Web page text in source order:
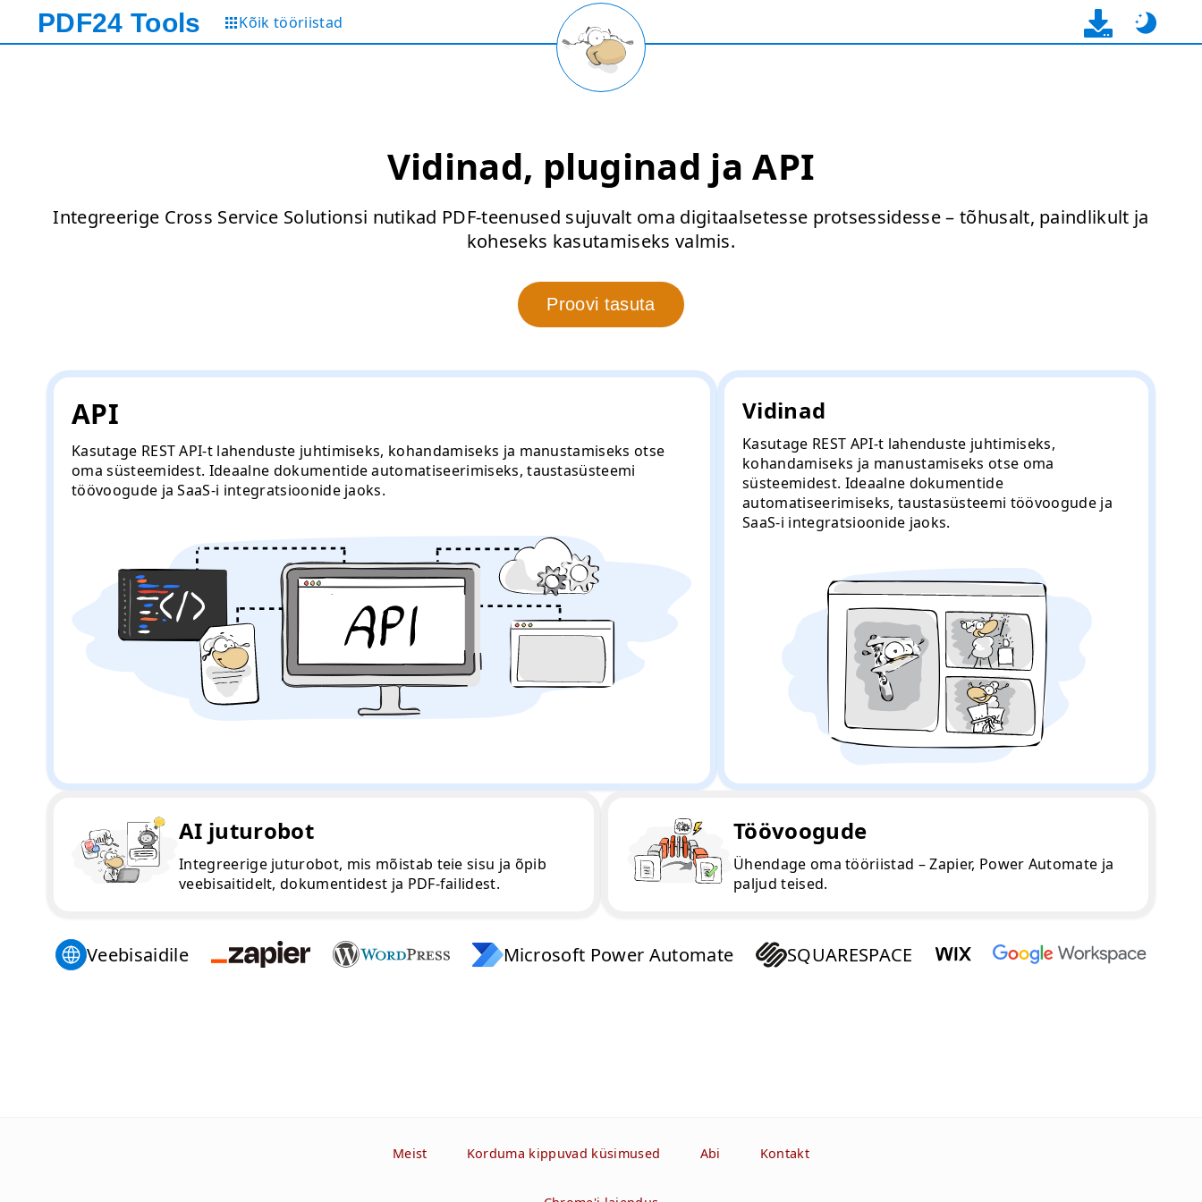
PDF24 Tools Kõik tööriistad
Vidinad, pluginad ja API
Integreerige Cross Service Solutionsi nutikad PDF-teenused sujuvalt oma digitaalsetesse protsessidesse – tõhusalt, paindlikult ja
koheseks kasutamiseks valmis.
Proovi tasuta
API
Kasutage REST API-t lahenduste juhtimiseks, kohandamiseks ja manustamiseks otse
oma süsteemidest. Ideaalne dokumentide automatiseerimiseks, taustasüsteemi
töövoogude ja SaaS-i integratsioonide jaoks.
Vidinad
Kasutage REST API-t lahenduste juhtimiseks,
kohandamiseks ja manustamiseks otse oma
süsteemidest. Ideaalne dokumentide
automatiseerimiseks, taustasüsteemi töövoogude ja
SaaS-i integratsioonide jaoks.
AI juturobot
Integreerige juturobot, mis mõistab teie sisu ja õpib
veebisaitidelt, dokumentidest ja PDF-failidest.
Töövoogude
Ühendage oma tööriistad – Zapier, Power Automate ja
paljud teised.
Veebisaidile Microsoft Power Automate SQUARESPACE
Meist Korduma kippuvad küsimused Abi Kontakt